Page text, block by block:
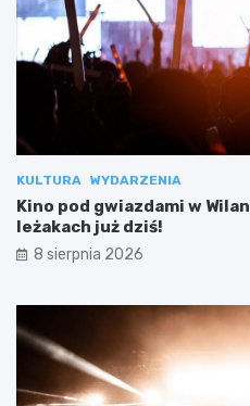
KULTURA WYDARZENIA
Kino pod gwiazdami w
leżakach już dziś!
8 sierpnia 2026